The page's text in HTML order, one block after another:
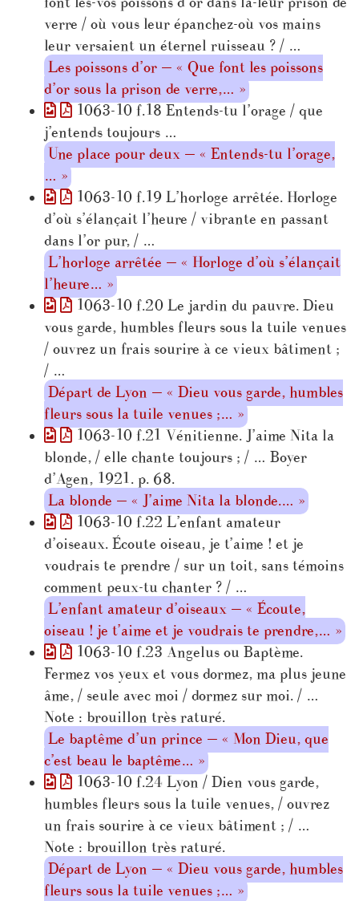
verre / où vous leur épanchez-où vos mains
leur versaient un éternel ruisseau ? / …
Les poissons d’or — « Que font les poissons
d’or sous la prison de verre,… »
1063-10 f.18 Entends-tu l’orage / que
j’entends toujours …
Une place pour deux — « Entends-tu l’orage,
… »
1063-10 f.19 L’horloge arrêtée. Horloge
d’où s’élançait l’heure / vibrante en passant
dans l’or pur, / …
L’horloge arrêtée — « Horloge d’où s’élançait
l’heure… »
1063-10 f.20 Le jardin du pauvre. Dieu
vous garde, humbles fleurs sous la tuile venues
/ ouvrez un frais sourire à ce vieux bâtiment ;
/ …
Départ de Lyon — « Dieu vous garde, humbles
fleurs sous la tuile venues ;… »
1063-10 f.21 Vénitienne. J’aime Nita la
blonde, / elle chante toujours ; / … Boyer
d’Agen, 1921. p. 68.
La blonde — « J’aime Nita la blonde.… »
1063-10 f.22 L’enfant amateur
d’oiseaux. Écoute oiseau, je t’aime ! et je
voudrais te prendre / sur un toit, sans témoins
comment peux-tu chanter ? / …
L’enfant amateur d’oiseaux — « Écoute,
oiseau ! je t’aime et je voudrais te prendre,… »
1063-10 f.23 Angelus ou Baptème.
Fermez vos yeux et vous dormez, ma plus jeune
âme, / seule avec moi / dormez sur moi. / …
Note : brouillon très raturé.
Le baptême d’un prince — « Mon Dieu, que
c’est beau le baptême… »
1063-10 f.24 Lyon / Dien vous garde,
humbles fleurs sous la tuile venues, / ouvrez
un frais sourire à ce vieux bâtiment ; / …
Note : brouillon très raturé.
Départ de Lyon — « Dieu vous garde, humbles
fleurs sous la tuile venues ;… »